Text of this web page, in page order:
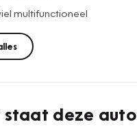
multifunctioneel
deze auto